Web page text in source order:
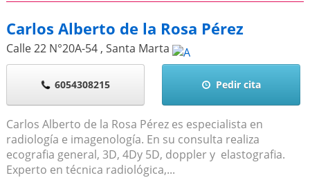
Carlos Alberto de la Rosa Pérez
Calle 22 N°20A-54 , Santa Marta
6054308215 Pedir cita
Carlos Alberto de la Rosa Pérez es especialista en
radiología e imagenología. En su consulta realiza
ecografia general, 3D, 4Dy 5D, doppler y elastografia.
Experto en técnica radiológica,...